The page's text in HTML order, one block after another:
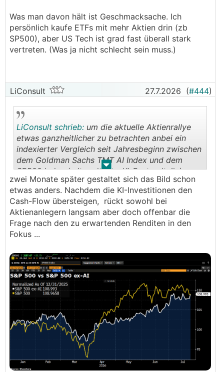
Was man davon hält ist Geschmacksache. Ich
persönlich kaufe ETFs mit mehr Aktien drin (zb
SP500), aber US Tech ist grad fast überall stark
vertreten. (Was ja nicht schlecht sein muss.)
LiConsult 27.7.2026 (#444)
. .
LiConsult schrieb: um die aktuelle Aktienrallye
etwas ganzheitlicher zu betrachten anbei ein
indexierter Vergleich seit Jahresbeginn zwischen
dem Goldman Sachs TMT AI Index und dem
SP500 Index (mit und ohne KI-Bestandteile)
zwei Monate später gestaltet sich das Bild schon
etwas anders. Nachdem die KI-Investitionen den
Cash-Flow übersteigen, rückt sowohl bei
Aktienanlegern langsam aber doch offenbar die
Frage nach den zu erwartenden Renditen in den
Fokus ...